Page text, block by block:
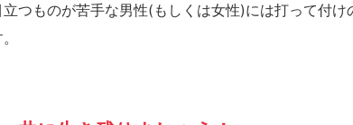
つものが苦手な男性(もしくは女性)には打って付